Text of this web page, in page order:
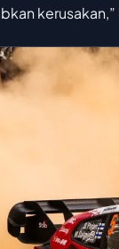
kerusakan,”